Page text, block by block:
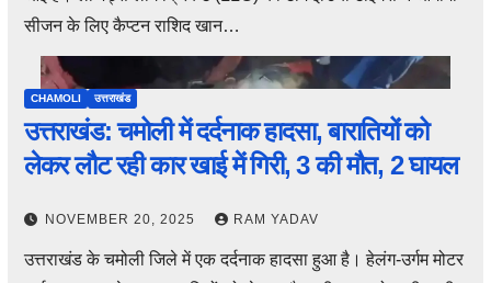
सीजन के लिए कैप्टन राशिद खान…
CHAMOLI उत्तराखंड
उत्तराखंड: चमोली में दर्दनाक हादसा, बारातियों को
लेकर लौट रही कार खाई में गिरी, 3 की मौत, 2 घायल
NOVEMBER 20, 2025 RAM YADAV
उत्तराखंड के चमोली जिले में एक दर्दनाक हादसा हुआ है। हेलंग-उर्गम मोटर